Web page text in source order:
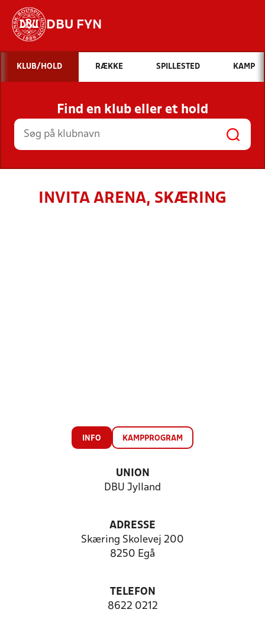
DBU FYN
Hvad vil du søge efter?
INDHOLD OG NYHEDER
STILLINGER, RESULTATER, KLUBBER OG
HOLD
KLUB/HOLD RÆKKE SPILLESTED KAMP
Find en klub eller et hold
INVITA ARENA, SKÆRING
INFO KAMPPROGRAM
UNION
DBU Jylland
ADRESSE
Skæring Skolevej 200
8250 Egå
TELEFON
8622 0212